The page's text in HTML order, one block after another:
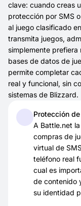
clave: cuando creas
protección por SMS
al juego clasificado
transmita juegos,
simplemente prefiera
bases de datos de
permite completar
real y funcional, sin
sistemas de Blizzard.
Protección
A Battle.net
compras de
virtual de
teléfono real
cual es
de contenido
su identidad